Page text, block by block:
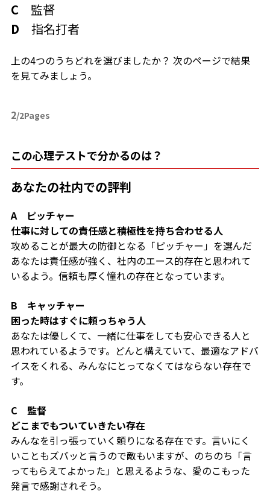
C監督
D 指名打者
上の4つのうちどれを選びましたか？ 次のページで結果
を見てみましょう。
2/2Pages
この心理テストで分かるのは？
あなたの社内での評判
A ピッチャー
仕事に対しての責任感と積極性を持ち合わせる人
攻めることが最大の防御となる「ピッチャー」を選んだ
あなたは責任感が強く、社内のエース的存在と思われて
いるよう。信頼も厚く憧れの存在となっています。
B キャッチャー
困った時はすぐに頼っちゃう人
あなたは優しくて、一緒に仕事をしても安心できる人と
思われているようです。どんと構えていて、最適なアドバ
イスをくれる、みんなにとってなくてはならない存在で
す。
C 監督
どこまでもついていきたい存在
みんなを引っ張っていく頼りになる存在です。言いにく
いこともズバッと言うので敵もいますが、のちのち「言
ってもらえてよかった」と思えるような、愛のこもった
発言で感謝されそう。